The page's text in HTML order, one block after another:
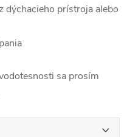
prístroja alebo
sa prosím